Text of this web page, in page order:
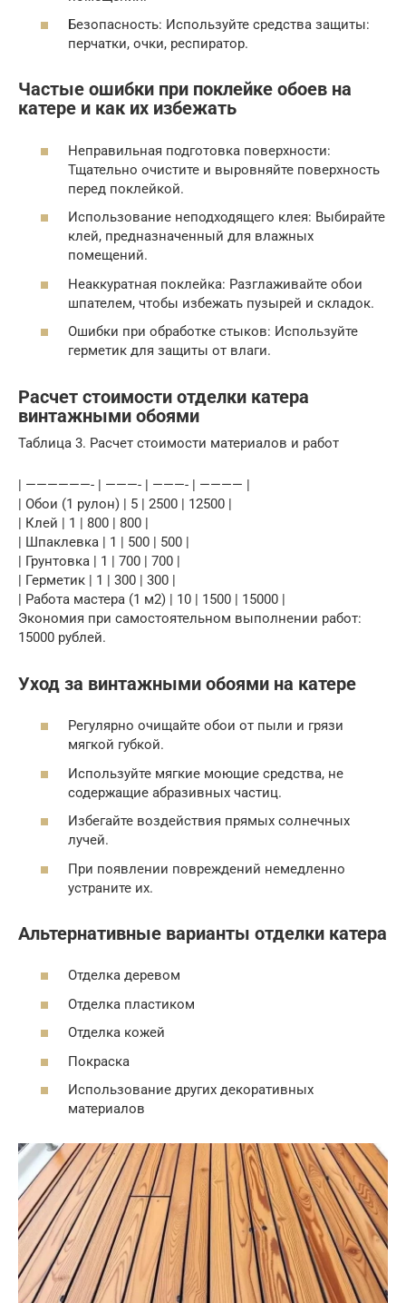
Безопасность: Используйте средства защиты:
перчатки, очки, респиратор.
Частые ошибки при поклейке обоев на
катере и как их избежать
Неправильная подготовка поверхности:
Тщательно очистите и выровняйте поверхность
перед поклейкой.
Использование неподходящего клея: Выбирайте
клей, предназначенный для влажных
помещений.
Неаккуратная поклейка: Разглаживайте обои
шпателем, чтобы избежать пузырей и складок.
Ошибки при обработке стыков: Используйте
герметик для защиты от влаги.
Расчет стоимости отделки катера
винтажными обоями
Таблица 3. Расчет стоимости материалов и работ
| ——————- | ———- | ———- | ———— |
| Обои (1 рулон) | 5 | 2500 | 12500 |
| Клей | 1 | 800 | 800 |
| Шпаклевка | 1 | 500 | 500 |
| Грунтовка | 1 | 700 | 700 |
| Герметик | 1 | 300 | 300 |
| Работа мастера (1 м2) | 10 | 1500 | 15000 |
Экономия при самостоятельном выполнении работ:
15000 рублей.
Уход за винтажными обоями на катере
Регулярно очищайте обои от пыли и грязи
мягкой губкой.
Используйте мягкие моющие средства, не
содержащие абразивных частиц.
Избегайте воздействия прямых солнечных
лучей.
При появлении повреждений немедленно
устраните их.
Альтернативные варианты отделки катера
Отделка деревом
Отделка пластиком
Отделка кожей
Покраска
Использование других декоративных
материалов